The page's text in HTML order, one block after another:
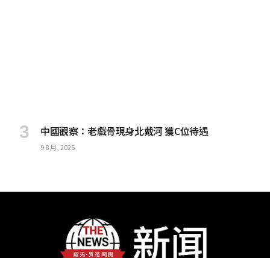
中國觀察：老戲骨現身北戴河 獲C位待遇
9 8 月, 2026